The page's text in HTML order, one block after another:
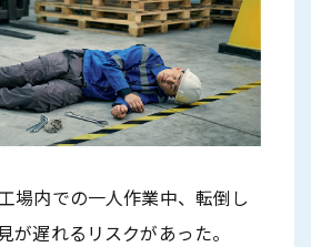
場内での一人作業中、転倒し
が遅れるリスクがあった。